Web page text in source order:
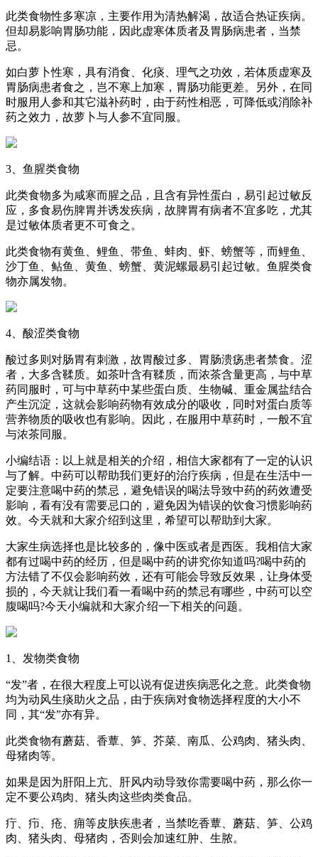
此类食物性多寒凉，主要作用为清热解渴，故适合热证疾病。
但却易影响胃肠功能，因此虚寒体质者及胃肠病患者，当禁
忌。
如白萝卜性寒，具有消食、化痰、理气之功效，若体质虚寒及
胃肠病患者食之，岂不寒上加寒，胃肠功能更差。另外，在同
时服用人参和其它滋补药时，由于药性相恶，可降低或消除补
药之效力，故萝卜与人参不宜同服。
3、鱼腥类食物
此类食物多为咸寒而腥之品，且含有异性蛋白，易引起过敏反
应，多食易伤脾胃并诱发疾病，故脾胃有病者不宜多吃，尤其
是过敏体质者更不可食之。
此类食物有黄鱼、鲤鱼、带鱼、蚌肉、虾、螃蟹等，而鲤鱼、
沙丁鱼、鲇鱼、黄鱼、螃蟹、黄泥螺最易引起过敏。鱼腥类食
物亦属发物。
4、酸涩类食物
酸过多则对肠胃有刺激，故胃酸过多、胃肠溃疡患者禁食。涩
者，大多含鞣质。如茶叶含有鞣质，而浓茶含量更高，与中草
药同服时，可与中草药中某些蛋白质、生物碱、重金属盐结合
产生沉淀，这就会影响药物有效成分的吸收，同时对蛋白质等
营养物质的吸收也有影响。因此，在服用中草药时，一般不宜
与浓茶同服。
小编结语：以上就是相关的介绍，相信大家都有了一定的认识
与了解。中药可以帮助我们更好的治疗疾病，但是在生活中一
定要注意喝中药的禁忌，避免错误的喝法导致中药的药效遭受
影响，看有没有需要忌口的，避免因为错误的饮食习惯影响药
效。今天就和大家介绍到这里，希望可以帮助到大家。
大家生病选择也是比较多的，像中医或者是西医。我相信大家
都有过喝中药的经历，但是喝中药的讲究你知道吗?喝中药的
方法错了不仅会影响药效，还有可能会导致反效果，让身体受
损的，今天就让我们看一看喝中药的禁忌有哪些，中药可以空
腹喝吗?今天小编就和大家介绍一下相关的问题。
1、发物类食物
“发”者，在很大程度上可以说有促进疾病恶化之意。此类食物
均为动风生痰助火之品，由于疾病对食物选择程度的大小不
同，其“发”亦有异。
此类食物有蘑菇、香蕈、笋、芥菜、南瓜、公鸡肉、猪头肉、
母猪肉等。
如果是因为肝阳上亢、肝风内动导致你需要喝中药，那么你一
定不要公鸡肉、猪头肉这些肉类食品。
疔、疖、疮、痈等皮肤疾患者，当禁吃香蕈、蘑菇、笋、公鸡
肉、猪头肉、母猪肉，否则会加速红肿、生脓。